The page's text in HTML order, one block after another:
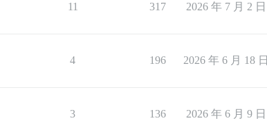
11 317 2026 年 7 月 2 日
4 196 2026 年 6 月 18 日
3 136 2026 年 6 月 9 日